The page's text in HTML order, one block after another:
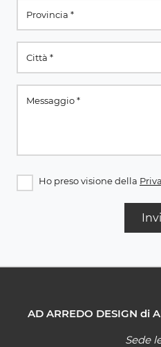
Ho preso visione della
AD ARREDO DESIGN di
Sede